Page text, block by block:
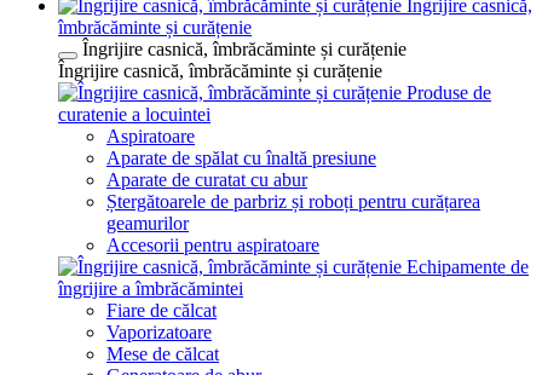
Îngrijire casnică,
îmbrăcăminte și curățenie
Îngrijire casnică, îmbrăcăminte și curățenie
Îngrijire casnică, îmbrăcăminte și curățenie
Produse de
curatenie a locuintei
Aspiratoare
Aparate de spălat cu înaltă presiune
Aparate de curatat cu abur
Ștergătoarele de parbriz și roboți pentru curățarea
geamurilor
Accesorii pentru aspiratoare
Echipamente de
îngrijire a îmbrăcămintei
Fiare de călcat
Vaporizatoare
Mese de călcat